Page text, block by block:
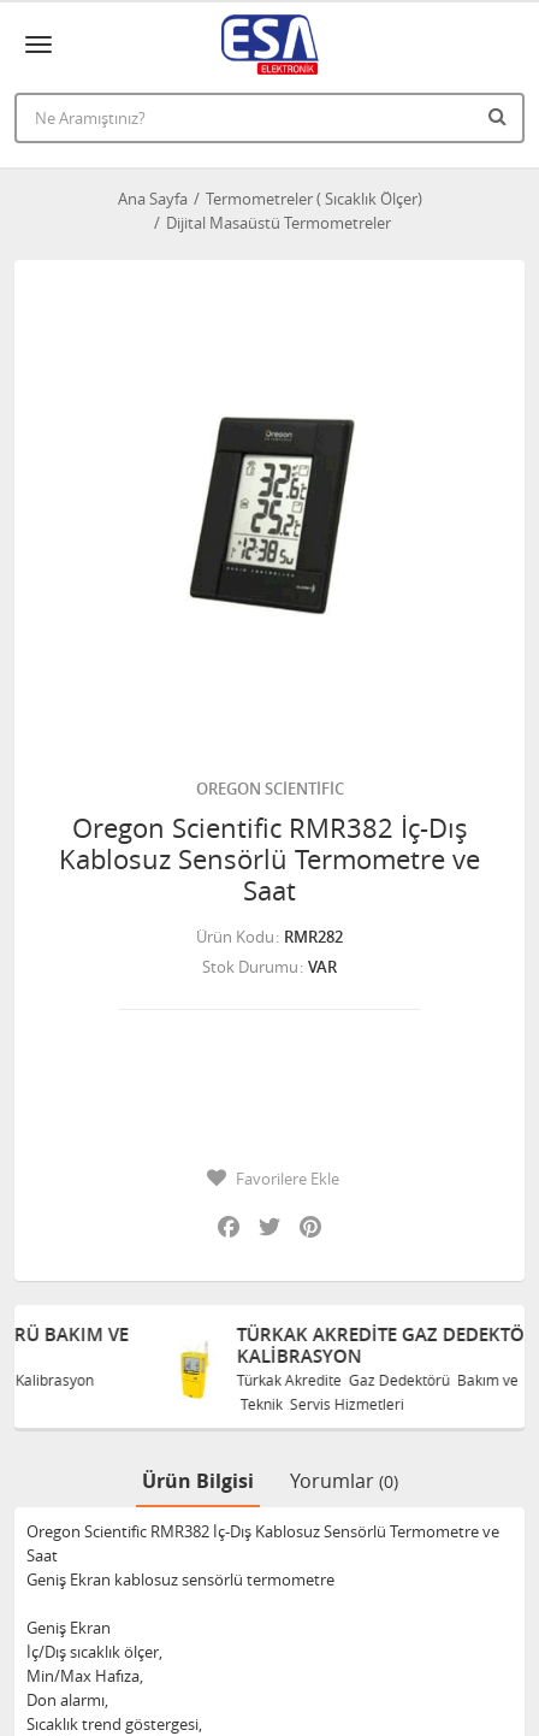
Ana Sayfa
Termometreler ( Sıcaklık Ölçer)
Dijital Masaüstü Termometreler
OREGON SCİENTİFİC
Oregon Scientific RMR382 İç-Dış
Kablosuz Sensörlü Termometre ve
Saat
Ürün Kodu RMR282
Stok Durumu VAR
Favorilere Ekle
Facebook
Twitter
TÜRKAK AKREDITE GAZ DEDEKTÖRÜ BAKIM VE
KALIBRASYON
Türkak Akredite Gaz Dedektörü Bakım ve Kalibrasyon
Teknik Servis Hizmetleri
Ürün Bilgisi Yorumlar (0)
Oregon Scientific RMR382 İç-Dış Kablosuz Sensörlü Termometre ve
Saat
Geniş Ekran kablosuz sensörlü termometre
Geniş Ekran
İç/Dış sıcaklık ölçer,
Min/Max Hafıza,
Don alarmı,
Sıcaklık trend göstergesi,